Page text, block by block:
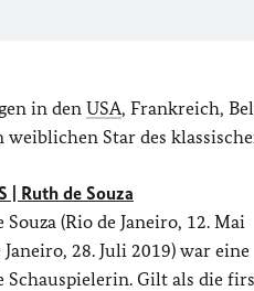
in den USA, Frankreich,
Star des
| Ruth de Souza
(Rio de Janeiro, 12. Mai
Janeiro, 28. Juli 2019) war eine
Schauspielerin. Gilt als die